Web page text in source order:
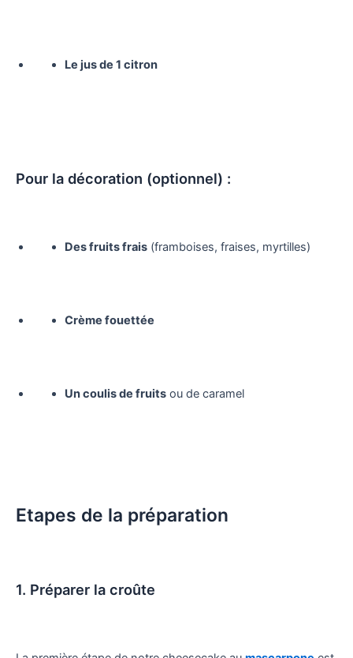
Le jus de 1 citron
Pour la décoration (optionnel) :
Des fruits frais(framboises, fraises, myrtilles)
Crème fouettée
Un coulis de fruitsou de caramel
Etapes de la préparation
1. Préparer la croûte